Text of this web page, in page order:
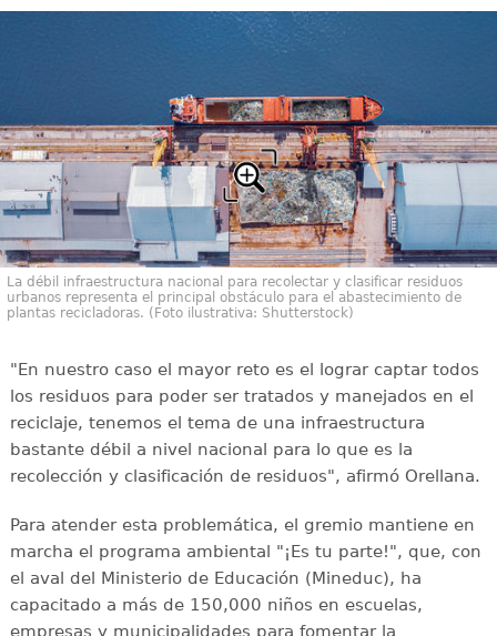
La débil infraestructura nacional para recolectar y clasificar residuos
urbanos representa el principal obstáculo para el abastecimiento de
plantas recicladoras. (Foto ilustrativa: Shutterstock)
"En nuestro caso el mayor reto es el lograr captar todos
los residuos para poder ser tratados y manejados en el
reciclaje, tenemos el tema de una infraestructura
bastante débil a nivel nacional para lo que es la
recolección y clasificación de residuos", afirmó Orellana.
Para atender esta problemática, el gremio mantiene en
marcha el programa ambiental "¡Es tu parte!", que, con
el aval del Ministerio de Educación (Mineduc), ha
capacitado a más de 150,000 niños en escuelas,
empresas y municipalidades para fomentar la